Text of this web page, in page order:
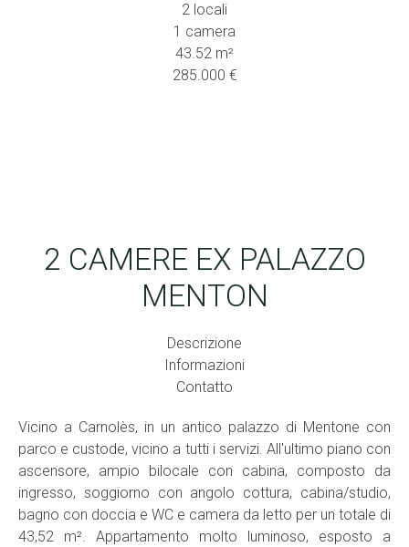
2 locali
1 camera
43.52 m²
285.000 €
2 CAMERE EX PALAZZO
MENTON
Descrizione
Informazioni
Contatto
Vicino a Carnolès, in un antico palazzo di Mentone con
parco e custode, vicino a tutti i servizi. All'ultimo piano con
ascensore, ampio bilocale con cabina, composto da
ingresso, soggiorno con angolo cottura, cabina/studio,
bagno con doccia e WC e camera da letto per un totale di
43,52 m². Appartamento molto luminoso, esposto a